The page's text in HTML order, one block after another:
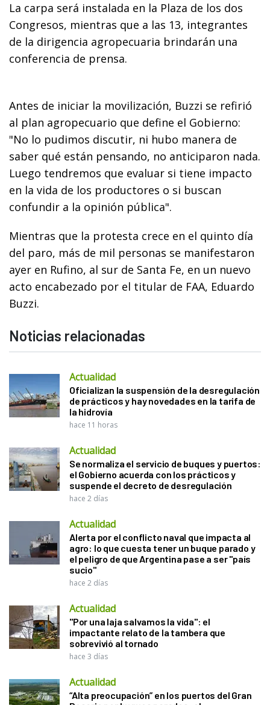
La carpa será instalada en la Plaza de los dos
Congresos, mientras que a las 13, integrantes
de la dirigencia agropecuaria brindarán una
conferencia de prensa.
Antes de iniciar la movilización, Buzzi se refirió
al plan agropecuario que define el Gobierno:
"No lo pudimos discutir, ni hubo manera de
saber qué están pensando, no anticiparon nada.
Luego tendremos que evaluar si tiene impacto
en la vida de los productores o si buscan
confundir a la opinión pública".
Mientras que la protesta crece en el quinto día
del paro, más de mil personas se manifestaron
ayer en Rufino, al sur de Santa Fe, en un nuevo
acto encabezado por el titular de FAA, Eduardo
Buzzi.
Noticias relacionadas
Actualidad
Oficializan la suspensión de la desregulación
de prácticos y hay novedades en la tarifa de
la hidrovía
hace 11 horas
Actualidad
Se normaliza el servicio de buques y puertos:
el Gobierno acuerda con los prácticos y
suspende el decreto de desregulación
hace 2 días
Actualidad
Alerta por el conflicto naval que impacta al
agro: lo que cuesta tener un buque parado y
el peligro de que Argentina pase a ser "país
sucio"
hace 2 días
Actualidad
"Por una laja salvamos la vida": el
impactante relato de la tambera que
sobrevivió al tornado
hace 3 días
Actualidad
“Alta preocupación” en los puertos del Gran